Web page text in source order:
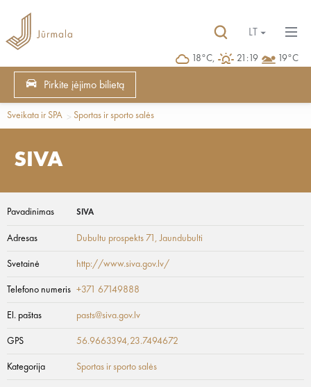
18°C, 21:19 19°C
LT
Pirkite įėjimo bilietą
Sveikata ir SPA Sportas ir sporto salės
SIVA
Pavadinimas SIVA
Adresas Dubultu prospekts 71 , Jaundubulti
Svetainė http://www.siva.gov.lv/
Telefono numeris +371 67149888
El. paštas pasts@siva.gov.lv
GPS 56.9663394,23.7494672
Kategorija Sportas ir sporto salės